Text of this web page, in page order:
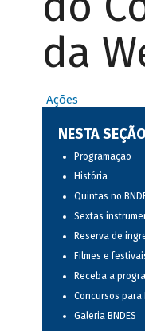
da
Ações
NESTA SEÇÃO
Programação
História
Quintas no
Sextas
Reserva de
Filmes e
Receba a
Concursos para
Galeria BNDES